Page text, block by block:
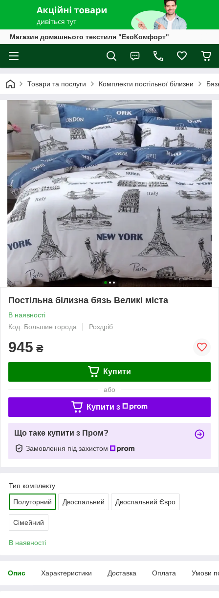
Магазин домашнього текстиля "ЕкоКомфорт"
Товари та послуги Комплекти постільної білизни
Постільна білизна бязь Великі міста
В наявності
Код: Большие города
Роздріб
945 ₴
Купити
або
Купити з
Що таке купити з Пром?
Замовлення під захистом
Тип комплекту
Полуторний Двоспальний Двоспальний Євро
Сімейний
В наявності
Опис Характеристики Доставка Оплата Умови